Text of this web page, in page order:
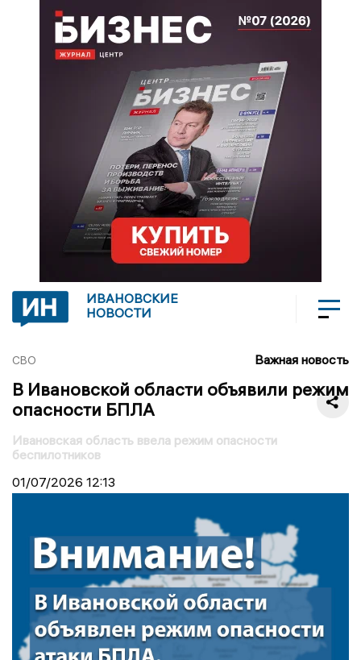
ИВАНОВСКИЕ
НОВОСТИ
СВО Важная новость
В Ивановской области объявили режим
опасности БПЛА
Ивановская область ввела режим опасности
беспилотников
01/07/2026 12:13